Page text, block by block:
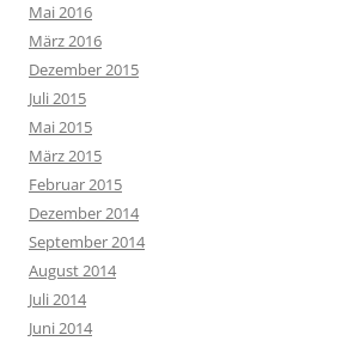
Mai 2016
März 2016
Dezember 2015
Juli 2015
Mai 2015
März 2015
Februar 2015
Dezember 2014
September 2014
August 2014
Juli 2014
Juni 2014